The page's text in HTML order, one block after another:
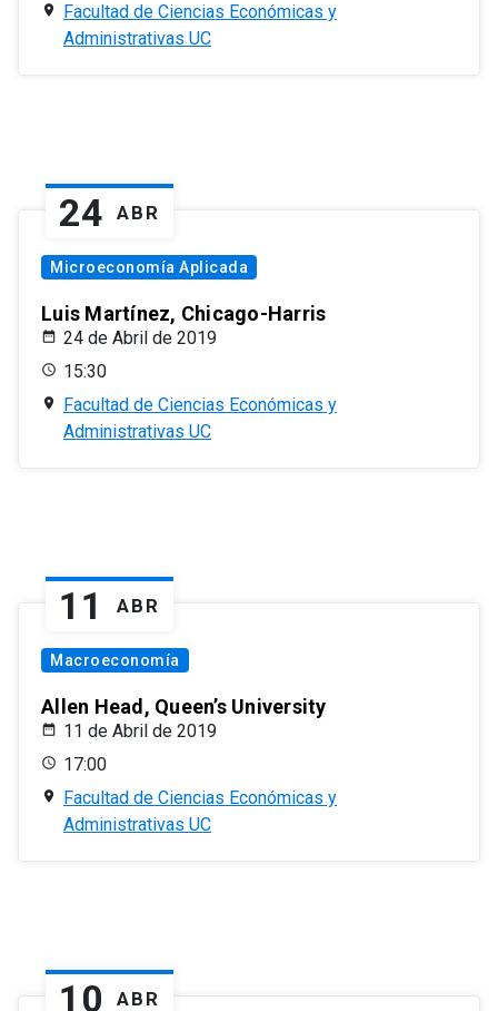
Facultad de Ciencias Económicas y
Administrativas UC
24 ABR
Microeconomía Aplicada
Luis Martínez, Chicago-Harris
24 de Abril de 2019
15:30
Facultad de Ciencias Económicas y
Administrativas UC
11 ABR
Macroeconomía
Allen Head, Queen’s University
11 de Abril de 2019
17:00
Facultad de Ciencias Económicas y
Administrativas UC
10 ABR